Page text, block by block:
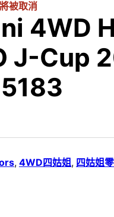
被取消
4WD
J-Cup
, 4WD四姑姐, 四姑姐